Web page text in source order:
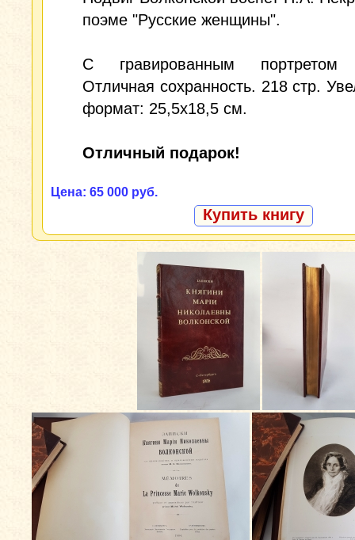
поэме "Русские женщины".
С гравированным портретом
Отличная сохранность. 218 стр.
формат: 25,5x18,5 см.
Отличный подарок!
Цена: 65 000 руб.
Купить книгу